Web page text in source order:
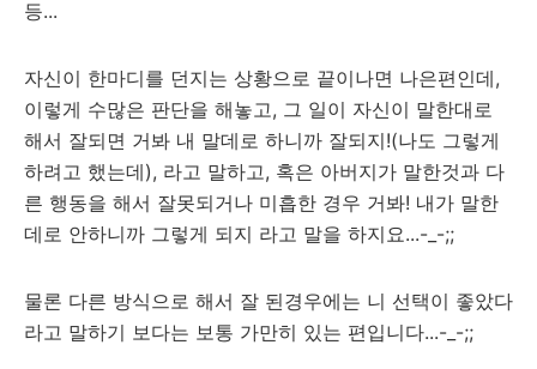
등...
자신이 한마디를 던지는 상황으로 끝이나면 나은편인데,
이렇게 수많은 판단을 해놓고, 그 일이 자신이 말한대로
해서 잘되면 거봐 내 말데로 하니까 잘되지!(나도 그렇게
하려고 했는데), 라고 말하고, 혹은 아버지가 말한것과 다
른 행동을 해서 잘못되거나 미흡한 경우 거봐! 내가 말한
데로 안하니까 그렇게 되지 라고 말을 하지요...-_-;;
물론 다른 방식으로 해서 잘 된경우에는 니 선택이 좋았다
라고 말하기 보다는 보통 가만히 있는 편입니다...-_-;;